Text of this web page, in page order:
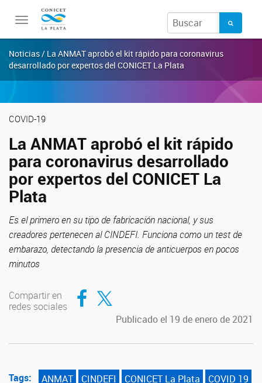
Toggle
navigation
Noticias / La ANMAT aprobó el kit rápido para coronavirus
desarrollado por expertos del CONICET La Plata
COVID-19
La ANMAT aprobó el kit rápido
para coronavirus desarrollado
por expertos del CONICET La
Plata
Es el primero en su tipo de fabricación nacional, y sus
creadores pertenecen al CINDEFI. Funciona como un test de
embarazo, detectando la presencia de anticuerpos en pocos
minutos
Compartir en
redes sociales
Compartir en Facebook
Compartir en Twitter
Publicado el 19 de enero de 2021
Tags: ANMAT CINDEFI CONICET La Plata
COVID 19